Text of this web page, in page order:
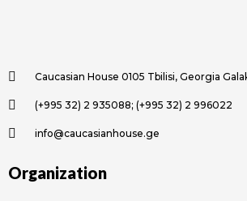
Caucasian House 0105 Tbilisi, Georgia
(+995 32) 2 935088; (+995 32) 2 996022
info@caucasianhouse.ge
Organization